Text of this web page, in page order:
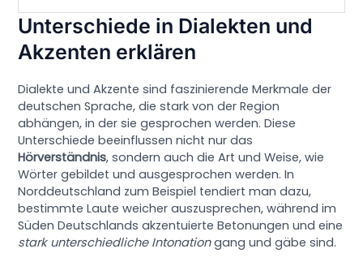
Unterschiede in Dialekten und
Akzenten erklären
Dialekte und Akzente sind faszinierende Merkmale der
deutschen Sprache, die stark von der Region
abhängen, in der sie gesprochen werden. Diese
Unterschiede beeinflussen nicht nur das
Hörverständnis, sondern auch die Art und Weise, wie
Wörter gebildet und ausgesprochen werden. In
Norddeutschland zum Beispiel tendiert man dazu,
bestimmte Laute weicher auszusprechen, während im
Süden Deutschlands akzentuierte Betonungen und eine
stark unterschiedliche Intonationgang und gäbe sind.